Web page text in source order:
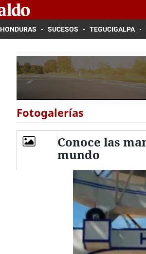
HONDURAS SUCESOS TEGUCIGALPA
Fotogalerías
Conoce las
mundo